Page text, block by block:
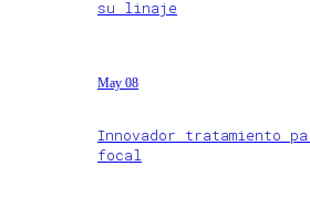
su linaje
May 08
Innovador tratamiento
focal